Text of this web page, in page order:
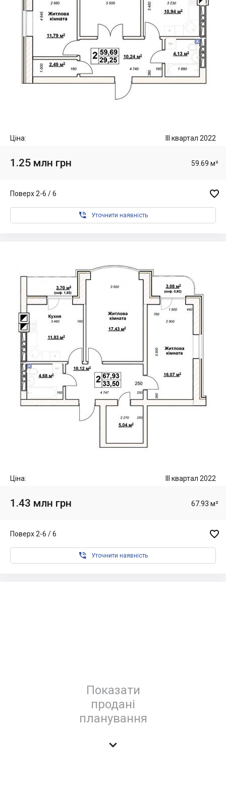
Ціна: III квартал 2022
1.25 млн грн 59.69 м²
Поверх 2-6 / 6 
 Уточнити наявність
Ціна: III квартал 2022
1.43 млн грн 67.93 м²
Поверх 2-6 / 6 
 Уточнити наявність
Показати
продані
планування
